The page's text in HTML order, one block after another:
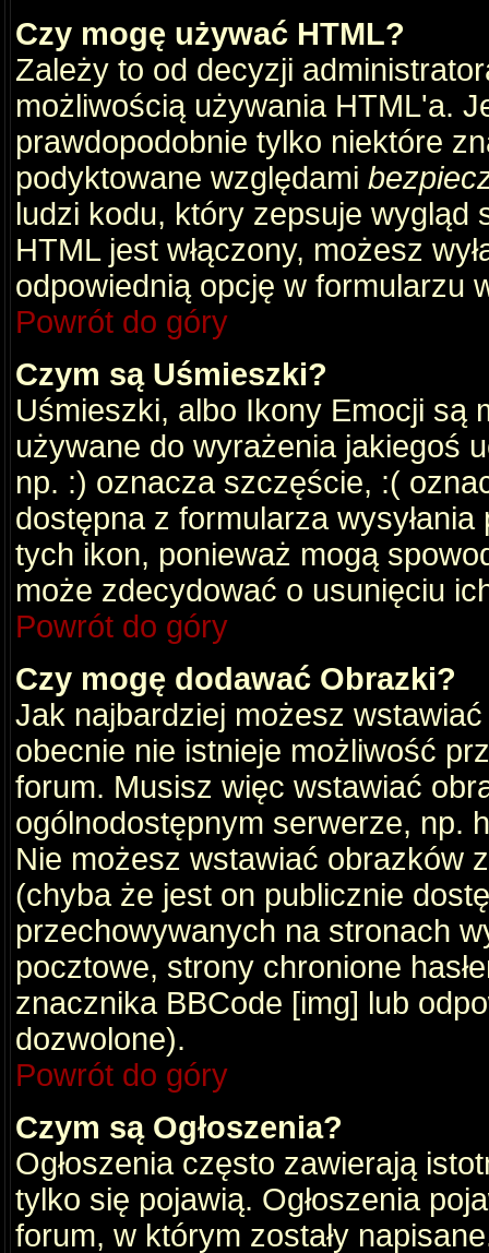
Czy mogę używać HTML?
Zależy to od decyzji
możliwością używania HTML'a.
prawdopodobnie tylko niektóre
podyktowane względami
ludzi kodu, który zepsuje wygląd
HTML jest włączony, możesz
odpowiednią opcję w formularzu
Powrót do góry
Czym są Uśmieszki?
Uśmieszki, albo Ikony Emocji są
używane do wyrażenia jakiegoś
np. :) oznacza szczęście, :(
dostępna z formularza
tych ikon, ponieważ mogą
może zdecydować o usunięciu
Powrót do góry
Czy mogę dodawać Obrazki?
Jak najbardziej możesz
obecnie nie istnieje możliwość
forum. Musisz więc wstawiać
ogólnodostępnym serwerze, np.
Nie możesz wstawiać obrazków
(chyba że jest on publicznie
przechowywanych na stronach
pocztowe, strony chronione
znacznika BBCode [img] lub
dozwolone).
Powrót do góry
Czym są Ogłoszenia?
Ogłoszenia często zawierają
tylko się pojawią. Ogłoszenia
forum, w którym zostały